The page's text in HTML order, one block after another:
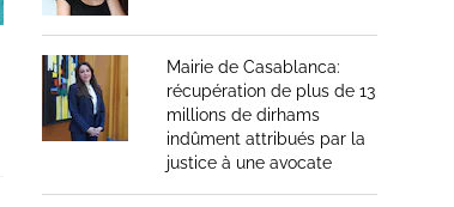
Mairie de Casablanca:
récupération de plus de 13
millions de dirhams
indûment attribués par la
justice à une avocate